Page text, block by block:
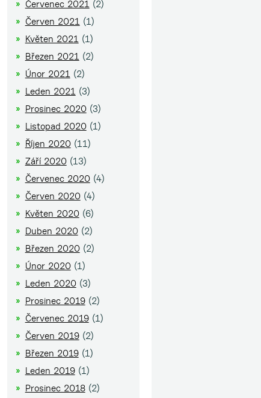
Červenec 2021 (2)
Červen 2021 (1)
Květen 2021 (1)
Březen 2021 (2)
Únor 2021 (2)
Leden 2021 (3)
Prosinec 2020(3)
Listopad 2020(1)
Říjen 2020(11)
Září 2020(13)
Červenec 2020(4)
Červen 2020(4)
Květen 2020(6)
Duben 2020(2)
Březen 2020(2)
Únor 2020(1)
Leden 2020(3)
Prosinec 2019(2)
Červenec 2019(1)
Červen 2019(2)
Březen 2019(1)
Leden 2019(1)
Prosinec 2018(2)